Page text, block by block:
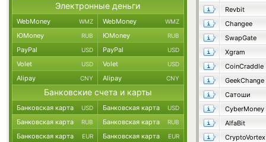
Revbit
Changee
SwapGate
Xgram
CoinCraddle
GeekChange
Сатоши
CyberMoney
AlfaBit
CryptoVortex
Электронные деньги
WebMoney WMZ WebMoney WMZ
ЮMoney RUB ЮMoney RUB
PayPal USD PayPal USD
Volet USD Volet USD
Alipay CNY Alipay CNY
Банковские счета и карты
Банковская карта USD Банковская карта USD
Банковская карта RUB Банковская карта RUB
Банковская карта EUR Банковская карта EUR